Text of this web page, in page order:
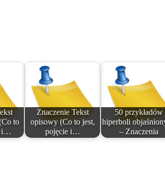
to
i…
Znaczenie Tekst
opisowy (Co to jest,
pojęcie i…
50 przykładów
hiperboli
– Znaczenia